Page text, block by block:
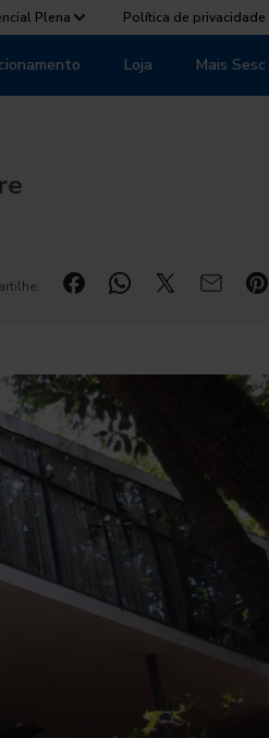
Plena Política de privacidade
Loja Mais Sesc